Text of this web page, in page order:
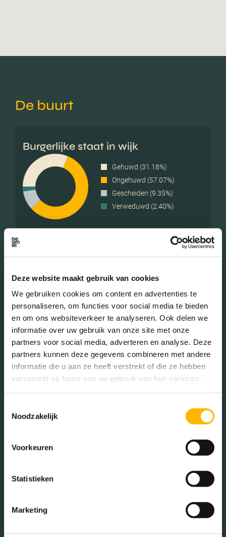
Deze website maakt gebruik van cookies
We gebruiken cookies om content en advertenties te
personaliseren, om functies voor social media te bieden
en om ons websiteverkeer te analyseren. Ook delen we
informatie over uw gebruik van onze site met onze
partners voor social media, adverteren en analyse. Deze
partners kunnen deze gegevens combineren met andere
informatie die u aan ze heeft verstrekt of die ze hebben
verzameld op basis van uw gebruik van hun services.
Noodzakelijk
Voorkeuren
Statistieken
Marketing
De buurt
Burgerlijke staat in wijk
Gehuwd (31.18%)
Ongehuwd (57.07%)
Gescheiden (9.35%)
Verweduwd (2.40%)
Leeftijd in wijk
15 - 25 jaar (13.19%)
25 - 45 jaar (36.45%)
45 - 65 jaar (21.10%)
65+ jaar (7.91%)
Geslacht
Gezinnen met kinderen
Zonder kinderen (23.66%)
(40.32%)